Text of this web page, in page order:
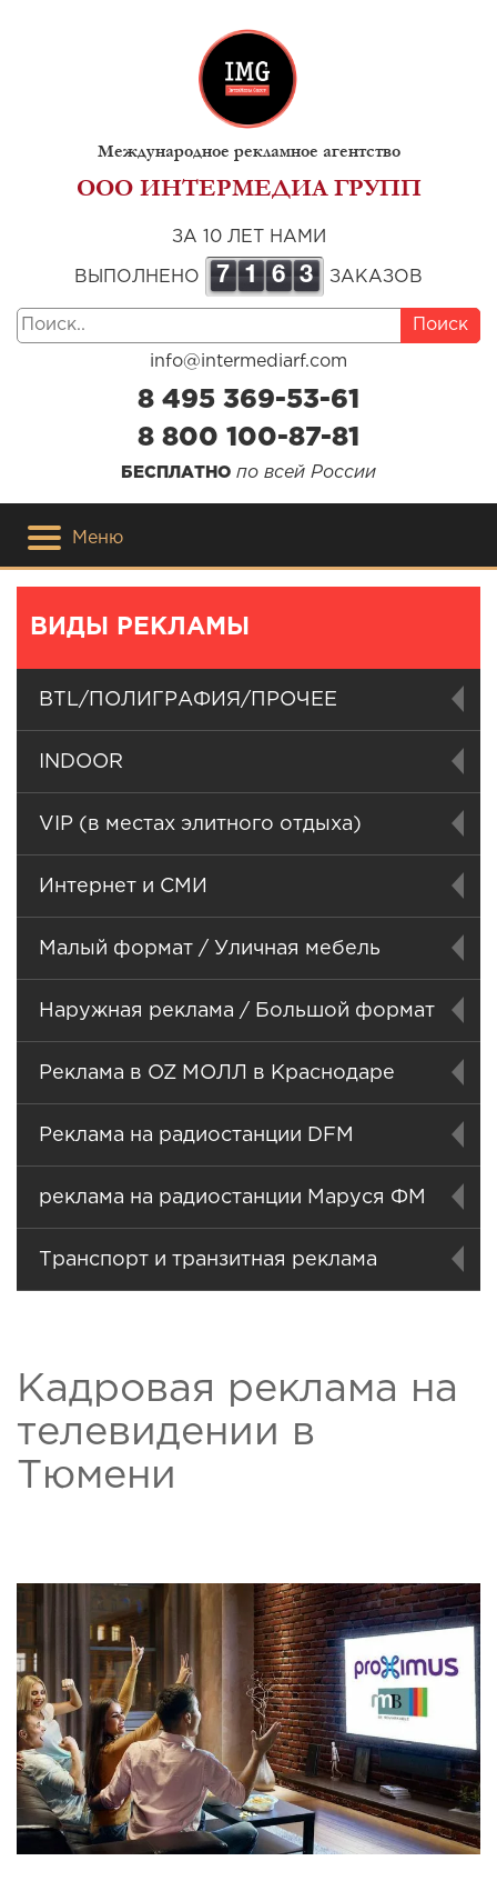
Международное рекламное агентство
ООО ИНТЕРМЕДИА ГРУПП
ЗА 10 ЛЕТ НАМИ
ВЫПОЛНЕНО 7 1 6 3 ЗАКАЗОВ
Поиск
info@intermediarf.com
8 495 369-53-61
8 800 100-87-81
БЕСПЛАТНО по всей России
Меню
ВИДЫ РЕКЛАМЫ
BTL/ПОЛИГРАФИЯ/ПРОЧЕЕ
INDOOR
VIP (в местах элитного отдыха)
Интернет и СМИ
Малый формат / Уличная мебель
Наружная реклама / Большой формат
Реклама в OZ МОЛЛ в Краснодаре
Реклама на радиостанции DFM
реклама на радиостанции Маруся ФМ
Транспорт и транзитная реклама
Кадровая реклама на
телевидении в
Тюмени